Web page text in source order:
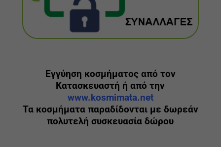
Εγγύηση κοσμήματος από τον
Κατασκευαστή ή από την
www.kosmimata.net
Τα κοσμήματα παραδίδονται με δωρεάν
πολυτελή συσκευασία δώρου